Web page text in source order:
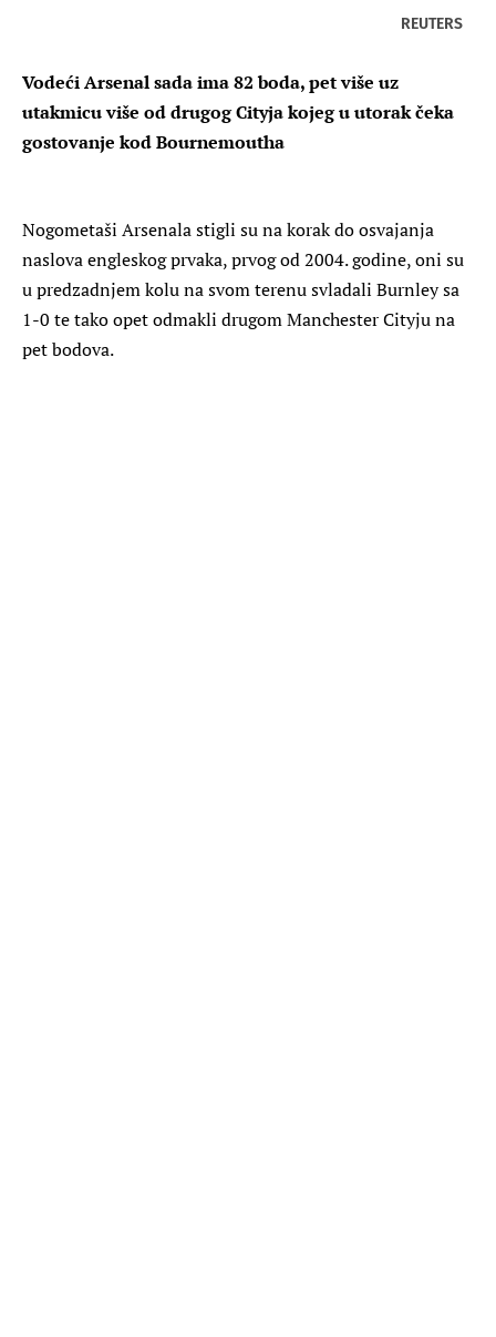
REUTERS
Vodeći Arsenal sada ima 82 boda, pet više uz
utakmicu više od drugog Cityja kojeg u utorak čeka
gostovanje kod Bournemoutha
Nogometaši Arsenala stigli su na korak do osvajanja
naslova engleskog prvaka, prvog od 2004. godine, oni su
u predzadnjem kolu na svom terenu svladali Burnley sa
1-0 te tako opet odmakli drugom Manchester Cityju na
pet bodova.